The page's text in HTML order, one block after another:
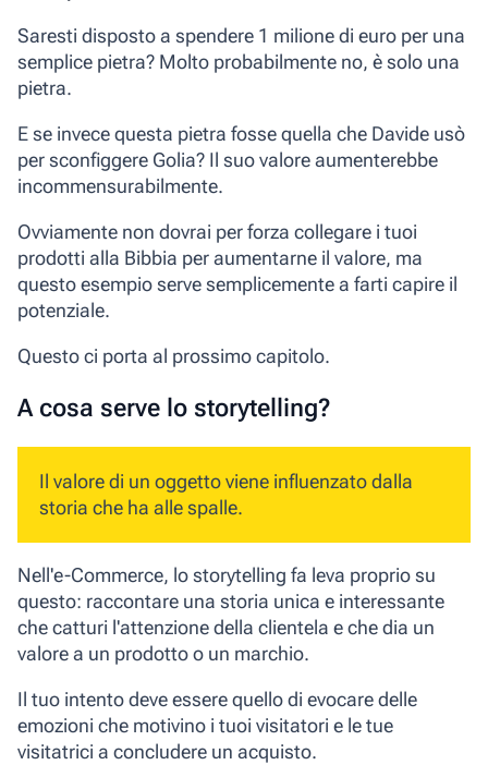
Saresti disposto a spendere 1 milione di euro per una
semplice pietra? Molto probabilmente no, è solo una
pietra.
E se invece questa pietra fosse quella che Davide usò
per sconfiggere Golia? Il suo valore aumenterebbe
incommensurabilmente.
Ovviamente non dovrai per forza collegare i tuoi
prodotti alla Bibbia per aumentarne il valore, ma
questo esempio serve semplicemente a farti capire il
potenziale.
Questo ci porta al prossimo capitolo.
A cosa serve lo storytelling?
Il valore di un oggetto viene influenzato dalla
storia che ha alle spalle.
Nell'e-Commerce, lo storytelling fa leva proprio su
questo: raccontare una storia unica e interessante
checatturi l'attenzione della clientela e chedia un
valorea un prodotto o un marchio.
Il tuo intento deve essere quello di evocare delle
emozioni che motivino i tuoi visitatori e le tue
visitatrici a concludere un acquisto.